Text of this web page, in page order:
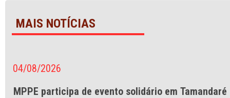
MAIS NOTÍCIAS
04/08/2026
MPPE participa de evento solidário em Tamandaré